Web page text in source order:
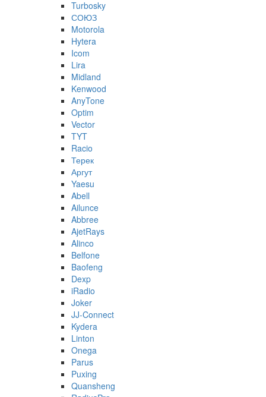
Turbosky
СОЮЗ
Motorola
Hytera
Icom
Lira
Midland
Kenwood
AnyTone
Optim
Vector
TYT
Racio
Терек
Аргут
Yaesu
Abell
Ailunce
Abbree
AjetRays
Alinco
Belfone
Baofeng
Dexp
iRadio
Joker
JJ-Connect
Kydera
Linton
Onega
Parus
Puxing
Quansheng